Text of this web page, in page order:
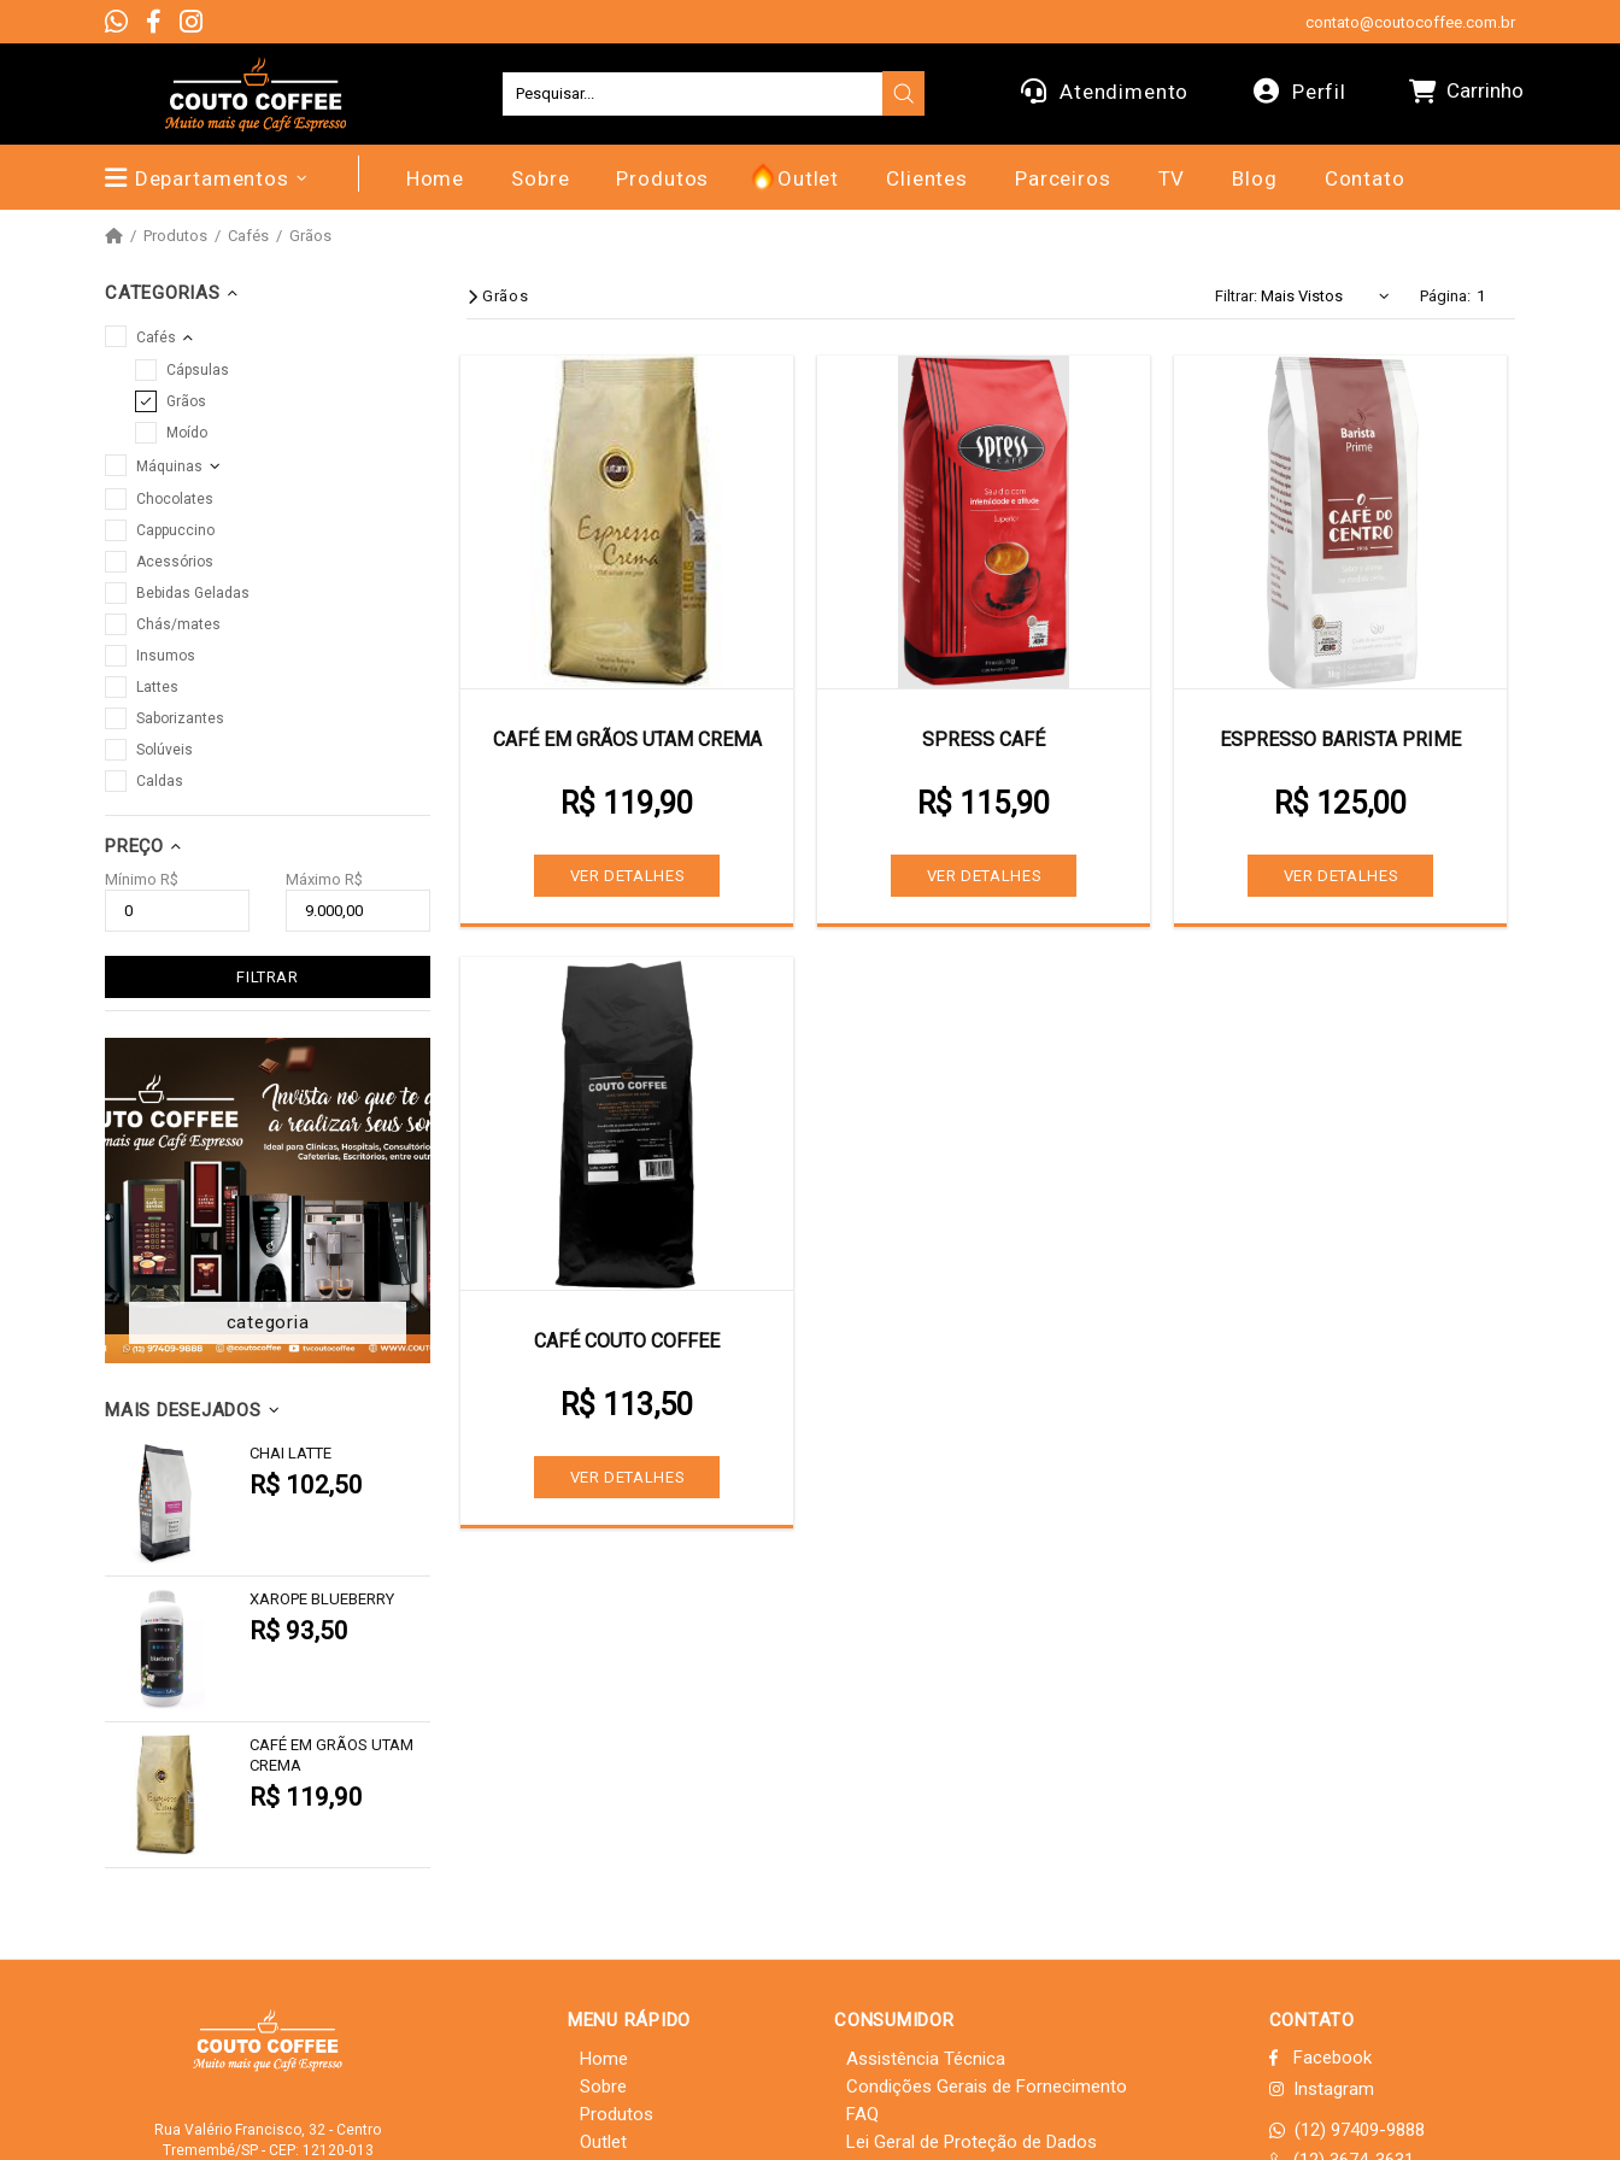
contato@coutocoffee.com.br
Atendimento Perfil Carrinho
Departamentos Home Sobre Produtos Outlet Clientes Parceiros TV Blog Contato
Produtos Cafés Grãos
CATEGORIAS
Cafés
Cápsulas
Grãos
Moído
Máquinas
Chocolates
Cappuccino
Acessórios
Bebidas Geladas
Chás/mates
Insumos
Lattes
Saborizantes
Solúveis
Caldas
PREÇO
Mínimo R$ Máximo R$
FILTRAR
categoria
MAIS DESEJADOS
CHAI LATTE
R$ 102,50
XAROPE BLUEBERRY
R$ 93,50
CAFÉ EM GRÃOS UTAM
CREMA
R$ 119,90
Grãos Filtrar: Página:
CAFÉ EM GRÃOS UTAM CREMA
R$ 119,90
VER DETALHES
SPRESS CAFÉ
R$ 115,90
VER DETALHES
ESPRESSO BARISTA PRIME
R$ 125,00
VER DETALHES
CAFÉ COUTO COFFEE
R$ 113,50
VER DETALHES
Rua Valério Francisco, 32 - Centro
Tremembé/SP - CEP: 12120-013
MENU RÁPIDO
Home
Sobre
Produtos
Outlet
CONSUMIDOR
Assistência Técnica
Condições Gerais de Fornecimento
FAQ
Lei Geral de Proteção de Dados
CONTATO
Facebook
Instagram
(12) 97409-9888